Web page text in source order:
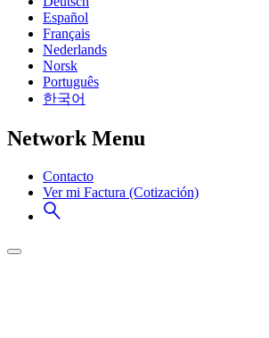
Español
Français
Nederlands
Norsk
Português
한국어
Network Menu
Contacto
Ver mi Factura (Cotización)